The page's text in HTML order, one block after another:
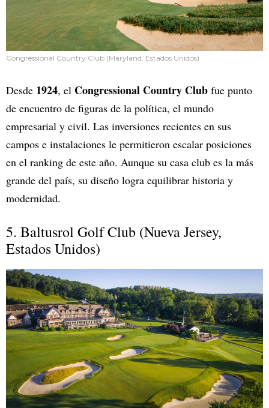
Congressional Country Club (Maryland, Estados Unidos)
Desde 1924, el Congressional Country Club fue punto
de encuentro de figuras de la política, el mundo
empresarial y civil. Las inversiones recientes en sus
campos e instalaciones le permitieron escalar posiciones
en el ranking de este año. Aunque su casa club es la más
grande del país, su diseño logra equilibrar historia y
modernidad.
5. Baltusrol Golf Club (Nueva Jersey,
Estados Unidos)